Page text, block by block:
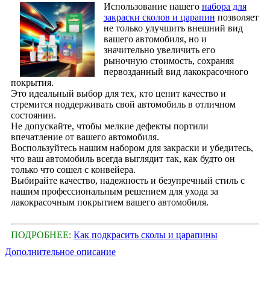
Использование нашего набора для
закраски сколов и царапин позволяет
не только улучшить внешний вид
вашего автомобиля, но и
значительно увеличить его
рыночную стоимость, сохраняя
первозданный вид лакокрасочного
покрытия.
Это идеальный выбор для тех, кто ценит качество и
стремится поддерживать свой автомобиль в отличном
состоянии.
Не допускайте, чтобы мелкие дефекты портили
впечатление от вашего автомобиля.
Воспользуйтесь нашим набором для закраски и убедитесь,
что ваш автомобиль всегда выглядит так, как будто он
только что сошел с конвейера.
Выбирайте качество, надежность и безупречный стиль с
нашим профессиональным решением для ухода за
лакокрасочным покрытием вашего автомобиля.
ПОДРОБНЕЕ: Как подкрасить сколы и царапины
Дополнительное описание